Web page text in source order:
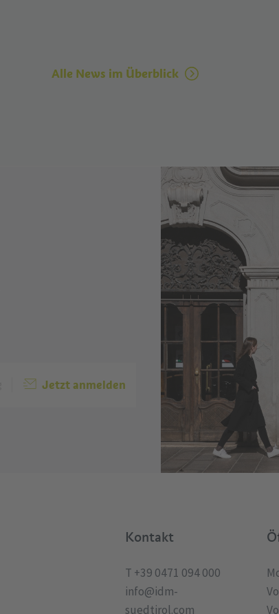
Alle News im Überblick
Jetzt anmelden
Kontakt
T +39 0471 094 000
info@idm-
suedtirol.com